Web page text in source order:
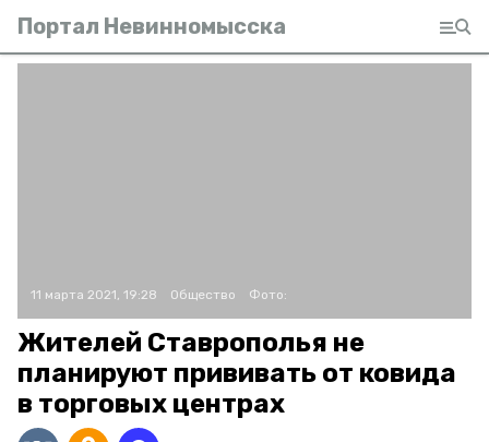
Портал Невинномысска
11 марта 2021, 19:28 Общество Фото:
Жителей Ставрополья не
планируют прививать от ковида
в торговых центрах